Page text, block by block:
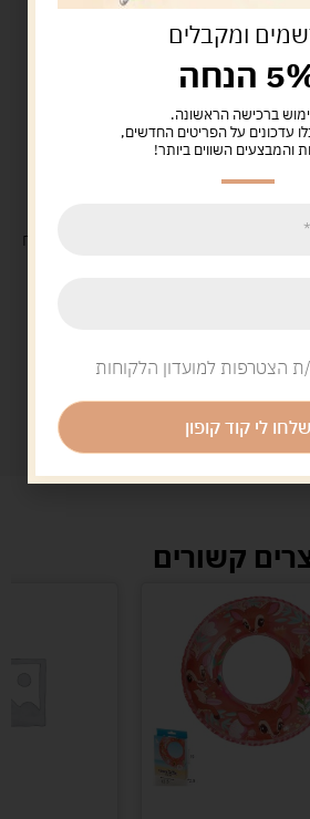
קשורים
ומקבלים
הנחה
ברכישה הראשונה.
עדכונים על הפריטים החדשים,
והמבצעים השווים ביותר!
הצטרפות למועדון הלקוחות
שלחו לי קוד קופון